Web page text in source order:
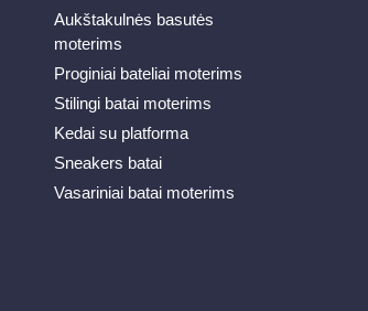
Aukštakulnės basutės
moterims
Proginiai bateliai moterims
Stilingi batai moterims
Kedai su platforma
Sneakers batai
Vasariniai batai moterims